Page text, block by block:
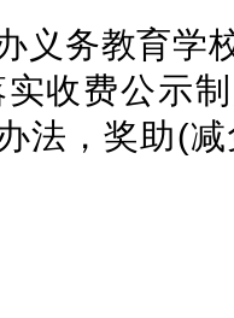
义务教育学
收费公示
法，奖助(减